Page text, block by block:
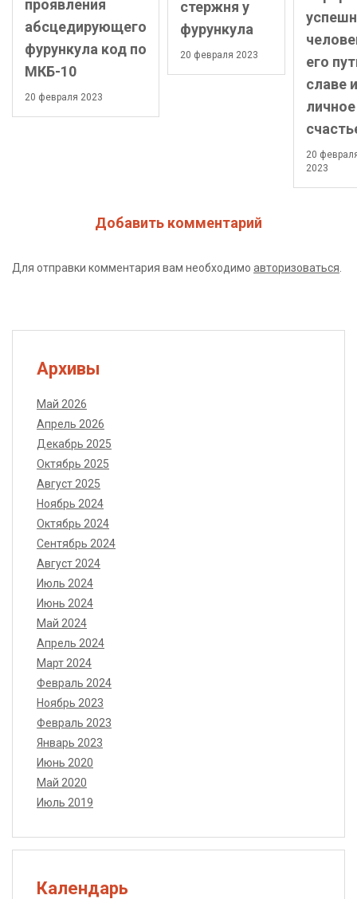
проявления
абсцедирующего
фурункула код по
МКБ-10
20 февраля 2023
стержня у
фурункула
20 февраля 2023
его
славе и
личное
20
2023
Добавить комментарий
Для отправки комментария вам необходимо авторизоваться.
Архивы
Май 2026
Апрель 2026
Декабрь 2025
Октябрь 2025
Август 2025
Ноябрь 2024
Октябрь 2024
Сентябрь 2024
Август 2024
Июль 2024
Июнь 2024
Май 2024
Апрель 2024
Март 2024
Февраль 2024
Ноябрь 2023
Февраль 2023
Январь 2023
Июнь 2020
Май 2020
Июль 2019
Календарь